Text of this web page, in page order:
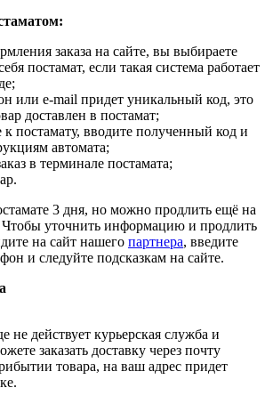
заказа на сайте, вы выбираете
постамат, если такая система работает
или e-mail придет уникальный код, это
доставлен в постамат;
постамату, вводите полученный код и
автомата;
в терминале постамата;
3 дня, но можно продлить ещё на
уточнить информацию и продлить
на сайт нашего партнера, введите
и следуйте подсказкам на сайте.
не действует курьерская служба и
заказать доставку через почту
товара, на ваш адрес придет